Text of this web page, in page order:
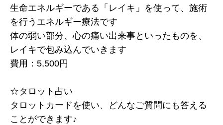
生命エネルギーである「レイキ」を使って、施術
を行うエネルギー療法です
体の弱い部分、心の痛い出来事といったものを、
レイキで包み込んでいきます
費用：5,500円
☆タロット占い
タロットカードを使い、どんなご質問にも答える
ことができます♪